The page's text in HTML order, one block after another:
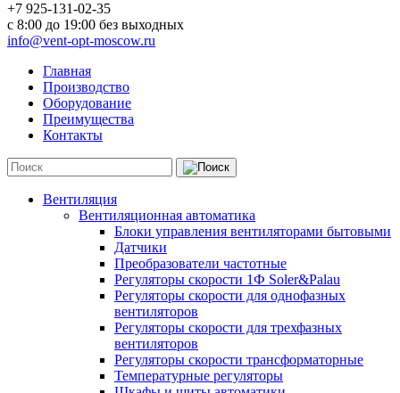
+7 925-131-02-35
c 8:00 до 19:00 без выходных
info@vent-opt-moscow.ru
Главная
Производство
Оборудование
Преимущества
Контакты
Вентиляция
Вентиляционная автоматика
Блоки управления вентиляторами бытовыми
Датчики
Преобразователи частотные
Регуляторы скорости 1Ф Soler&Palau
Регуляторы скорости для однофазных
вентиляторов
Регуляторы скорости для трехфазных
вентиляторов
Регуляторы скорости трансформаторные
Температурные регуляторы